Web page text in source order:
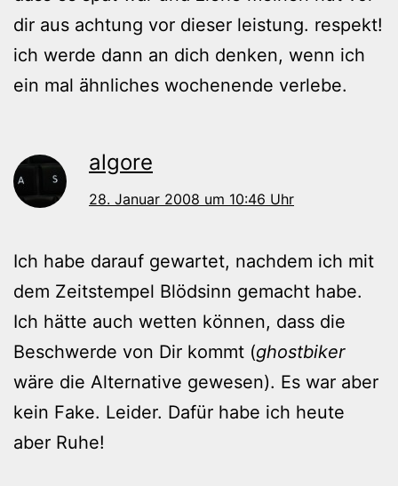
dir aus achtung vor dieser leistung. respekt!
ich werde dann an dich denken, wenn ich
ein mal ähnliches wochenende verlebe.
algore
28. Januar 2008 um 10:46 Uhr
Ich habe darauf gewartet, nachdem ich mit
dem Zeitstempel Blödsinn gemacht habe.
Ich hätte auch wetten können, dass die
Beschwerde von Dir kommt (ghostbiker
wäre die Alternative gewesen). Es war aber
kein Fake. Leider. Dafür habe ich heute
aber Ruhe!